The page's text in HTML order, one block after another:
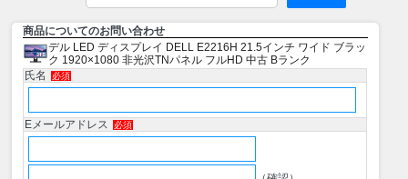
商品についてのお問い合わせ
デル LED ディスプレイ DELL E2216H 21.5インチ ワイド ブラッ
ク 1920×1080 非光沢TNパネル フルHD 中古 Bランク
氏名 必須
Eメールアドレス 必須